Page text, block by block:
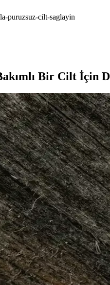
puruzsuz-cilt-saglayin
Bir Cilt İçin